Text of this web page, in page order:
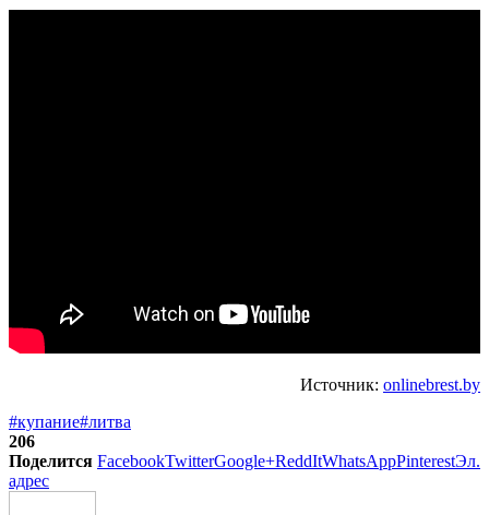
Источник: onlinebrest.by
#купание#литва
206
Поделится FacebookTwitterGoogle+ReddItWhatsAppPinterestЭл.
адрес